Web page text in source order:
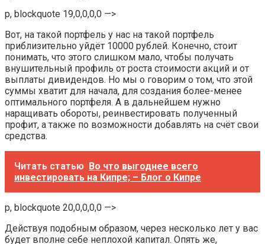
p, blockquote 19,0,0,0,0 —>
Вот, на такой портфель у нас на такой портфель
приблизительно уйдёт 10000 рублей. Конечно, стоит
понимать, что этого слишком мало, чтобы получать
внушительный профиль от роста стоимости акций и от
выплаты дивидендов. Но мы о говорим о том, что этой
суммы хватит для начала, для создания более-менее
оптимального портфеля. А в дальнейшем нужно
наращивать обороты, реинвестировать полученный
профит, а также по возможности добавлять на счёт свои
средства.
Читать статью Во что выгоднее всего
инвестировать на Кипре; – Блог о Кипре
p, blockquote 20,0,0,0,0 —>
Действуя подобным образом, через несколько лет у вас
будет вполне себе неплохой капитал. Опять же,